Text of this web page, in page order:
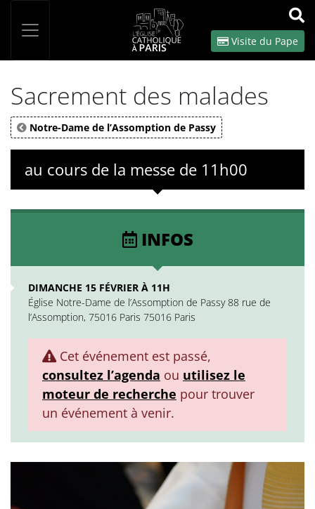
OK
Visite du Pape
Sacrement des malades
Notre-Dame de l’Assomption de Passy
au cours de la messe de 11h00
INFOS
DIMANCHE 15 FÉVRIER À 11H
Église Notre-Dame de l’Assomption de Passy 88 rue de
l’Assomption, 75016 Paris 75016 Paris
Cet événement est passé,
consultez l’agenda ou utilisez le
moteur de recherche pour trouver
un événement à venir.
Panneau de gestion des cookies